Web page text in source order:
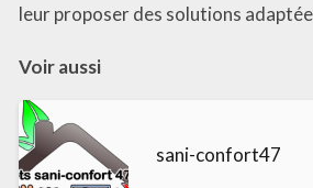
leur proposer des solutions
Voir aussi
sani-confort47